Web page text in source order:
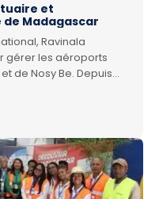
et
Madagascar
Ravinala
gérer les aéroports
de Nosy Be. Depuis
de ces
la communauté
prenantes, nous
de l’expérience